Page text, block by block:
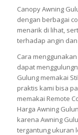
Canopy Awning
dengan berbagai
menarik di lihat,
terhadap angin
Cara
dapat
Gulung memakai
praktis kami bisa
memakai Remote
Harga Awning
karena Awning
tergantung ukuran